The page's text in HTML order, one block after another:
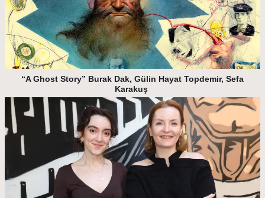
“A Ghost Story” Burak Dak, Gülin Hayat Topdemir, Sefa
Karakuş